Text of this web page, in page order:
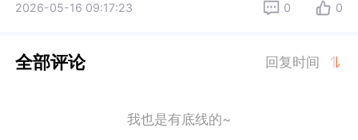
2026-05-16 09:17:23 0 0
全部评论 回复时间
我也是有底线的~